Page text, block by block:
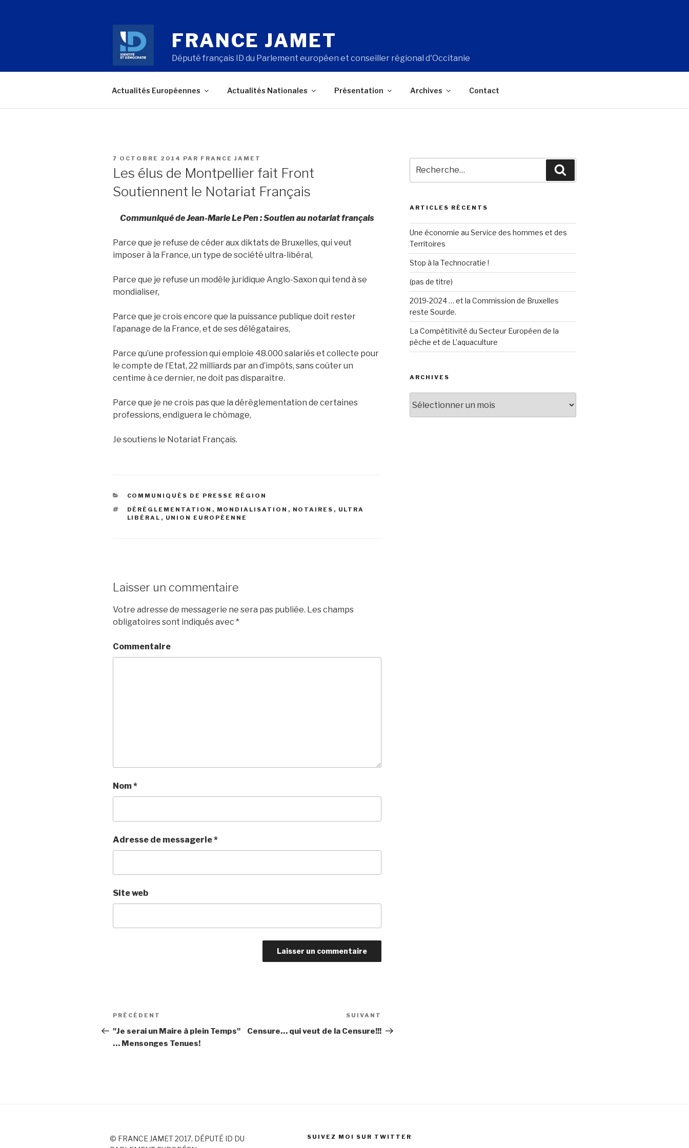
FRANCE JAMET
Député français ID du Parlement européen et conseiller régional d'Occitanie
Actualités Européennes Actualités Nationales Présentation Archives Contact
PUBLIÉ
LE
7 OCTOBRE 2014 PAR FRANCE JAMET
Les élus de Montpellier fait Front
Soutiennent le Notariat Français
Communiqué de Jean-Marie Le Pen : Soutien au notariat français
Parce que je refuse de céder aux diktats de Bruxelles, qui veut
imposer à la France, un type de société ultra-libéral,
Parce que je refuse un modèle juridique Anglo-Saxon qui tend à se
mondialiser,
Parce que je crois encore que la puissance publique doit rester
l’apanage de la France, et de ses délégataires,
Parce qu’une profession qui emploie 48.000 salariés et collecte pour
le compte de l’Etat, 22 milliards par an d’impôts, sans coûter un
centime à ce dernier, ne doit pas disparaître.
Parce que je ne crois pas que la dérèglementation de certaines
professions, endiguera le chômage,
Je soutiens le Notariat Français.
CATÉGORIES
COMMUNIQUÉS DE PRESSE RÉGION
ÉTIQUETTES
DÉRÉGLEMENTATION , MONDIALISATION , NOTAIRES , ULTRA
LIBÉRAL , UNION EUROPÉENNE
Laisser un commentaire
Votre adresse de messagerie ne sera pas publiée. Les champs
obligatoires sont indiqués avec *
Commentaire
Nom*
Adresse de messagerie*
Site web
Navigation
de
l’article
Article
précédent
PRÉCÉDENT
"Je serai un Maire à plein Temps"
… Mensonges Tenues!
suivant
SUIVANT
Censure… qui veut de la Censure!!!
pour
ARTICLES RÉCENTS
Une économie au Service des hommes et des
Territoires
Stop à la Technocratie !
(pas de titre)
2019-2024 … et la Commission de Bruxelles
reste Sourde.
La Compétitivité du Secteur Européen de la
pêche et de L’aquaculture
ARCHIVES
© FRANCE JAMET 2017, DÉPUTÉ ID DU
SUIVEZ MOI SUR TWITTER